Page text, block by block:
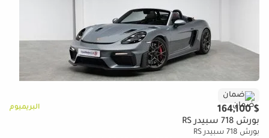
ضمان
$ 164,100 البريميوم
بورش 718 سبيدر RS
بورش 718 سبيدر RS